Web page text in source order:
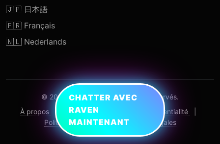
CHATTER AVEC
RAVEN
MAINTENANT
🇯🇵 日本語
🇫🇷 Français
🇳🇱 Nederlands
© 2026 TopAIDating. Tous droits réservés.
À propos
| Contact | Politique de confidentialité
Politique de cookies | Mentions légales